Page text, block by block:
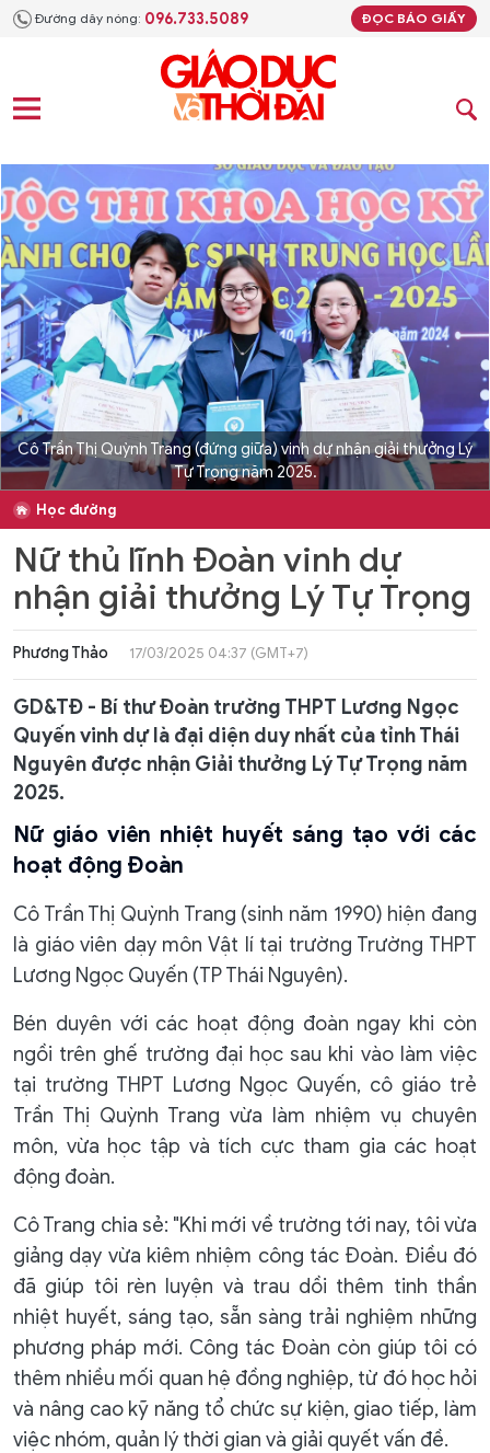
Đường dây nóng: 096.733.5089 ĐỌC BÁO GIẤY
Cô Trần Thị Quỳnh Trang (đứng giữa) vinh dự nhận giải thưởng Lý
Tự Trọng năm 2025.
Học đường
Nữ thủ lĩnh Đoàn vinh dự
nhận giải thưởng Lý Tự Trọng
Phương Thảo 17/03/2025 04:37 (GMT+7)
GD&TĐ - Bí thư Đoàn trường THPT Lương Ngọc
Quyến vinh dự là đại diện duy nhất của tỉnh Thái
Nguyên được nhận Giải thưởng Lý Tự Trọng năm
2025.
Nữ giáo viên nhiệt huyết sáng tạo với các
hoạt động Đoàn
Cô Trần Thị Quỳnh Trang (sinh năm 1990) hiện đang
là giáo viên dạy môn Vật lí tại trường Trường THPT
Lương Ngọc Quyến (TP Thái Nguyên).
Bén duyên với các hoạt động đoàn ngay khi còn
ngồi trên ghế trường đại học sau khi vào làm việc
tại trường THPT Lương Ngọc Quyến, cô giáo trẻ
Trần Thị Quỳnh Trang vừa làm nhiệm vụ chuyên
môn, vừa học tập và tích cực tham gia các hoạt
động đoàn.
Cô Trang chia sẻ: "Khi mới về trường tới nay, tôi vừa
giảng dạy vừa kiêm nhiệm công tác Đoàn. Điều đó
đã giúp tôi rèn luyện và trau dồi thêm tinh thần
nhiệt huyết, sáng tạo, sẵn sàng trải nghiệm những
phương pháp mới. Công tác Đoàn còn giúp tôi có
thêm nhiều mối quan hệ đồng nghiệp, từ đó học hỏi
và nâng cao kỹ năng tổ chức sự kiện, giao tiếp, làm
việc nhóm, quản lý thời gian và giải quyết vấn đề.